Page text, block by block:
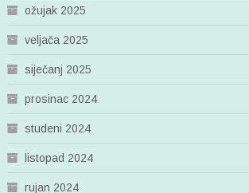
ožujak 2025
veljača 2025
siječanj 2025
prosinac 2024
studeni 2024
listopad 2024
rujan 2024